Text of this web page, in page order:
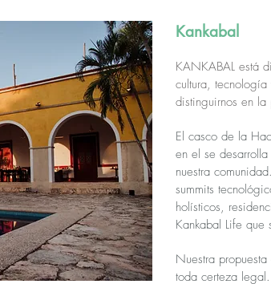
Kankabal
KANKABAL está
cultura, tecnología
distinguirnos en la
El casco de la
en el se
nuestra
summits
holísticos,
Kankabal Life
Nuestra propuesta
toda certeza legal.